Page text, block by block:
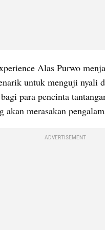
Alas Purwo
untuk menguji nyali
para pencinta
akan merasakan
ADVERTISEMENT